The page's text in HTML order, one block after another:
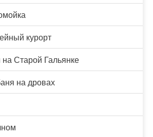
курорт
на Старой Гальянке
на дровах